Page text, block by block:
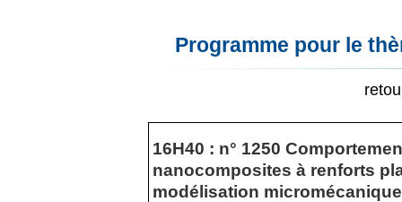
Programme pour le
16H40 : n° 1250
nanocomposites à renforts
modélisation